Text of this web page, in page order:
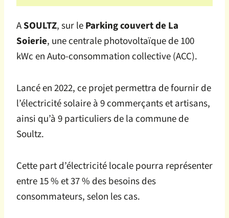
ASOULTZ, sur le Parking couvert de La
Soierie, une centrale photovoltaïque de 100
kWc en Auto-consommation collective (ACC).
Lancé en 2022, ce projet permettra de fournir de
l’électricité solaire à 9 commerçants et artisans,
ainsi qu’à 9 particuliers de la commune de
Soultz.
Cette part d’électricité locale pourra représenter
entre 15 % et 37 % des besoins des
consommateurs, selon les cas.